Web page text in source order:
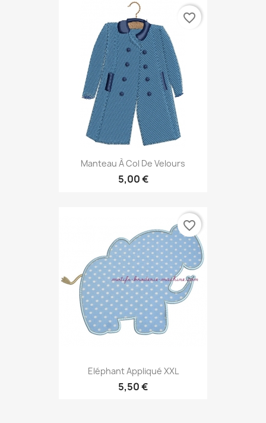
Manteau À Col De Velours
5,00 €
favorite_border
Eléphant Appliqué XXL
5,50 €
favorite_border